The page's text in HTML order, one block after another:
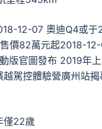
12-07 奧迪Q4或
價82萬元起2018-
版官圖發布 2019年
駕控體驗營廣州站
僅22歲